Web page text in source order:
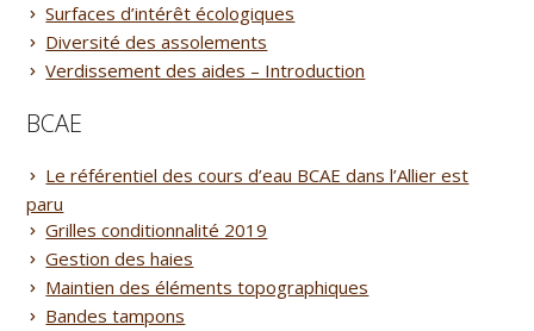
Surfaces d’intérêt écologiques
Diversité des assolements
Verdissement des aides – Introduction
BCAE
Le référentiel des cours d’eau BCAE dans l’Allier est
paru
Grilles conditionnalité 2019
Gestion des haies
Maintien des éléments topographiques
Bandes tampons